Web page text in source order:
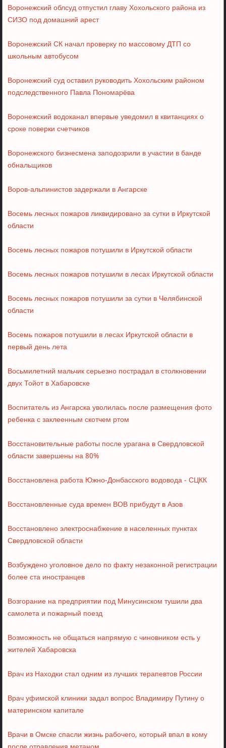
Воронежский облсуд отпустил главу Хохольского района из
СИЗО под домашний арест
Воронежский СК начал проверку по массовому ДТП со
школьным автобусом
Воронежский суд оставил руководить Хохольским районом
подследственного Павла Пономарёва
Воронежский водоканал впервые уведомил в квитанциях о
сроке поверки счетчиков
Воронежского бизнесмена заподозрили в участии в банде
обнальщиков
Воров-альпинистов задержали в Ангарске
Восемь лесных пожаров ликвидировано за сутки в Иркутской
области
Восемь лесных пожаров потушили в Иркутской области
Восемь лесных пожаров потушили в лесах Иркутской области
Восемь лесных пожаров потушили за сутки в Челябинской
области
Восемь пожаров потушили в лесах Иркутской области в
первый день лета
Восьмилетний мальчик серьезно пострадал в столкновении
двух Тойот в Хабаровске
Воспитатель из Ангарска уволилась после размещения фото
ребенка с заклеенным скотчем ртом
Восстановительные работы после урагана в Свердловской
области завершены на 80%
Восстановлена работа Южно-Донбасского водовода - СЦКК
Восстановленные суда времен ВОВ прибудут в Азов
Восстановлено электроснабжение в населенных пунктах
Свердловской области
Возбуждено уголовное дело по факту незаконной регистрации
более ста иностранцев
Возгорание на предприятии под Минусинском тушили два
самолета и пожарный поезд
Возможность не общаться напрямую с чиновником есть у
жителей Хабаровска
Врач из Находки стал одним из лучших терапевтов России
Врач уфимской клиники задал вопрос Владимиру Путину о
материнском капитале
Врачи в Омске спасли жизнь рабочего, который впал в кому